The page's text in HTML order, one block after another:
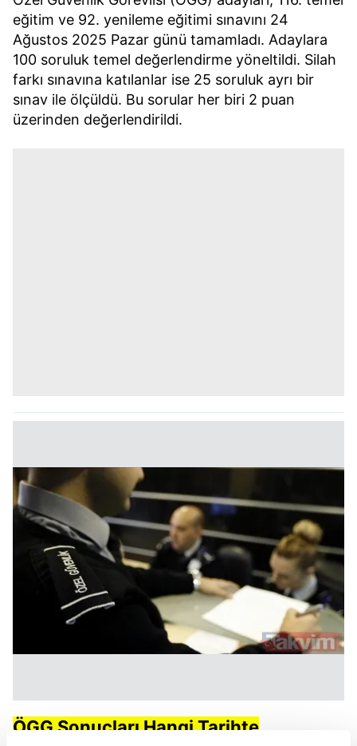
eğitim ve 92. yenileme eğitimi sınavını 24
Ağustos 2025 Pazar günü tamamladı. Adaylara
100 soruluk temel değerlendirme yöneltildi. Silah
farkı sınavına katılanlar ise 25 soruluk ayrı bir
sınav ile ölçüldü. Bu sorular her biri 2 puan
üzerinden değerlendirildi.
ÖGG Sonuçları Hangi Tarihte